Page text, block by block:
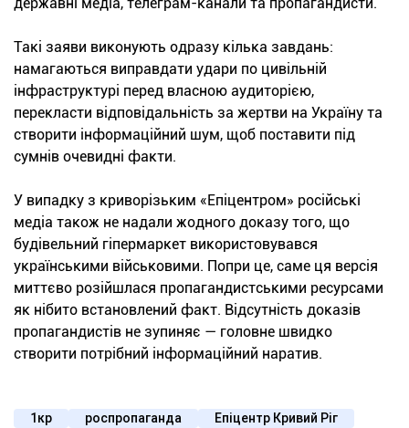
Такі заяви виконують одразу кілька завдань:
намагаються виправдати удари по цивільній
інфраструктурі перед власною аудиторією,
перекласти відповідальність за жертви на Україну та
створити інформаційний шум, щоб поставити під
сумнів очевидні факти.
У випадку з криворізьким «Епіцентром» російські
медіа також не надали жодного доказу того, що
будівельний гіпермаркет використовувався
українськими військовими. Попри це, саме ця версія
миттєво розійшлася пропагандистськими ресурсами
як нібито встановлений факт. Відсутність доказів
пропагандистів не зупиняє — головне швидко
створити потрібний інформаційний наратив.
1кр роспропаганда
Епіцентр Кривий Ріг